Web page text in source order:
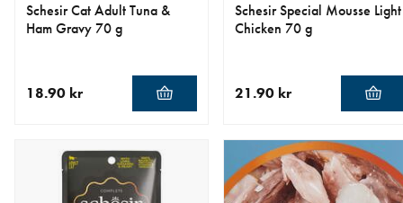
Schesir Cat Adult Tuna &
Ham Gravy 70 g
18.90 kr
Schesir Special Mousse Light
Chicken 70 g
21.90 kr